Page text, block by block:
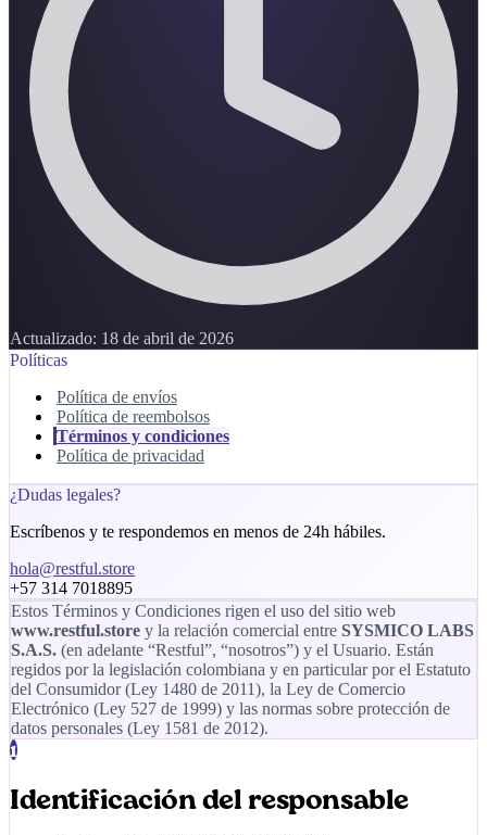
Actualizado: 18 de abril de 2026
Políticas
Política de envíos
Política de reembolsos
Términos y condiciones
Política de privacidad
¿Dudas legales?
Escríbenos y te respondemos en menos de 24h hábiles.
hola@restful.store
+57 314 7018895
Estos Términos y Condiciones rigen el uso del sitio web
www.restful.store y la relación comercial entre SYSMICO LABS
S.A.S. (en adelante “Restful”, “nosotros”) y el Usuario. Están
regidos por la legislación colombiana y en particular por el Estatuto
del Consumidor (Ley 1480 de 2011), la Ley de Comercio
Electrónico (Ley 527 de 1999) y las normas sobre protección de
datos personales (Ley 1581 de 2012).
1
Identificación del responsable